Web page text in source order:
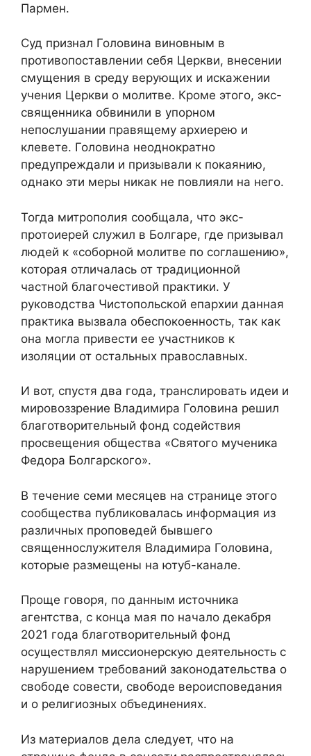
Пармен.
Суд признал Головина виновным в
противопоставлении себя Церкви, внесении
смущения в среду верующих и искажении
учения Церкви о молитве. Кроме этого, экс-
священника обвинили в упорном
непослушании правящему архиерею и
клевете. Головина неоднократно
предупреждали и призывали к покаянию,
однако эти меры никак не повлияли на него.
Тогда митрополия сообщала, что экс-
протоиерей служил в Болгаре, где призывал
людей к «соборной молитве по соглашению»,
которая отличалась от традиционной
частной благочестивой практики. У
руководства Чистопольской епархии данная
практика вызвала обеспокоенность, так как
она могла привести ее участников к
изоляции от остальных православных.
И вот, спустя два года, транслировать идеи и
мировоззрение Владимира Головина решил
благотворительный фонд содействия
просвещения общества «Святого мученика
Федора Болгарского».
В течение семи месяцев на странице этого
сообщества публиковалась информация из
различных проповедей бывшего
священнослужителя Владимира Головина,
которые размещены на ютуб-канале.
Проще говоря, по данным источника
агентства, с конца мая по начало декабря
2021 года благотворительный фонд
осуществлял миссионерскую деятельность с
нарушением требований законодательства о
свободе совести, свободе вероисповедания
и о религиозных объединениях.
Из материалов дела следует, что на